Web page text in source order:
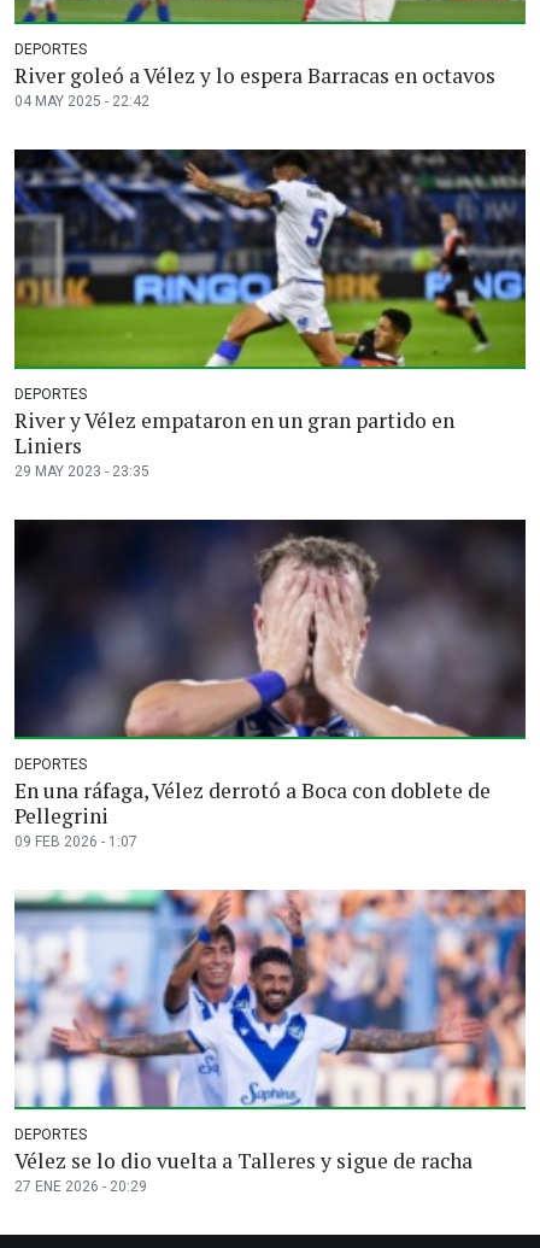
DEPORTES
River goleó a Vélez y lo espera Barracas en octavos
04 MAY 2025 - 22:42
DEPORTES
River y Vélez empataron en un gran partido en
Liniers
29 MAY 2023 - 23:35
DEPORTES
En una ráfaga, Vélez derrotó a Boca con doblete de
Pellegrini
09 FEB 2026 - 1:07
DEPORTES
Vélez se lo dio vuelta a Talleres y sigue de racha
27 ENE 2026 - 20:29